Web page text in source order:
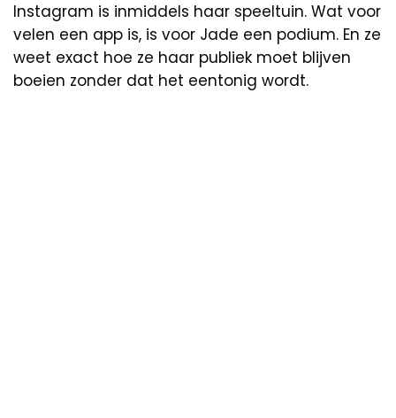
Instagram is inmiddels haar speeltuin. Wat voor
velen een app is, is voor Jade een podium. En ze
weet exact hoe ze haar publiek moet blijven
boeien zonder dat het eentonig wordt.